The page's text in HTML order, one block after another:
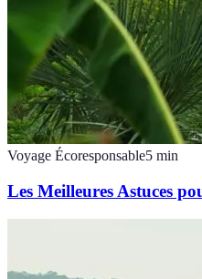
Voyage Écoresponsable5 min
Les Meilleures Astuces